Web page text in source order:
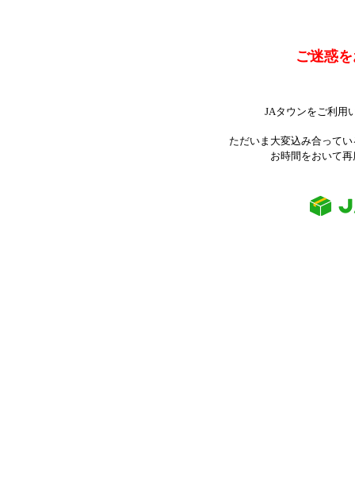
ご迷惑
JAタウンをご利用
ただいま大変込み合って
お時間をおいて